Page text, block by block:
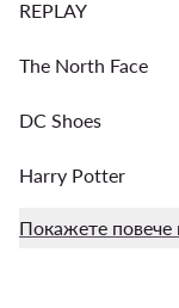
REPLAY
The North Face
DC Shoes
Harry Potter
Покажете повече